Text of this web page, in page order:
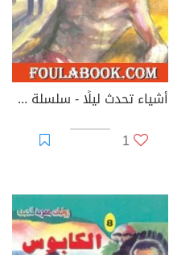
أشياء تحدث ليلًا - سلسلة سافاري
1